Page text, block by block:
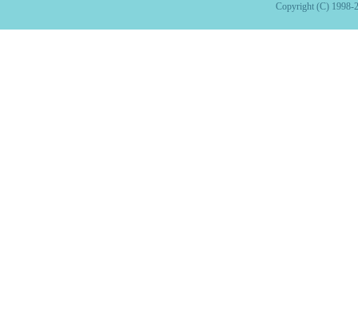
Copyright (C) 1998-